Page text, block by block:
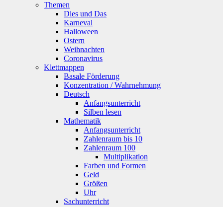
Themen
Dies und Das
Karneval
Halloween
Ostern
Weihnachten
Coronavirus
Klettmappen
Basale Förderung
Konzentration / Wahrnehmung
Deutsch
Anfangsunterricht
Silben lesen
Mathematik
Anfangsunterricht
Zahlenraum bis 10
Zahlenraum 100
Multiplikation
Farben und Formen
Geld
Größen
Uhr
Sachunterricht